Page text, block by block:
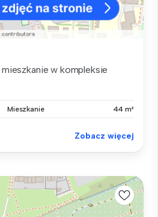
w kompleksie
Mieszkanie 44 m²
Zobacz więcej